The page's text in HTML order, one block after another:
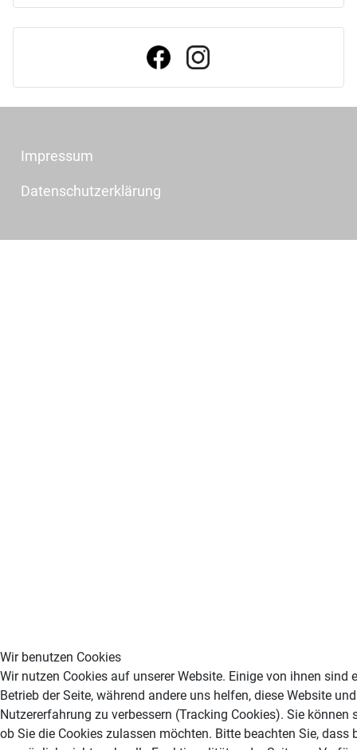
a
h
o
n
r a
t
Impressum
Datenschutzerklärung
Wir benutzen Cookies
Wir nutzen Cookies auf unserer Website. Einige von ihnen sind
Betrieb der Seite, während andere uns helfen, diese Website
Nutzererfahrung zu verbessern (Tracking Cookies). Sie können
ob Sie die Cookies zulassen möchten. Bitte beachten Sie, dass